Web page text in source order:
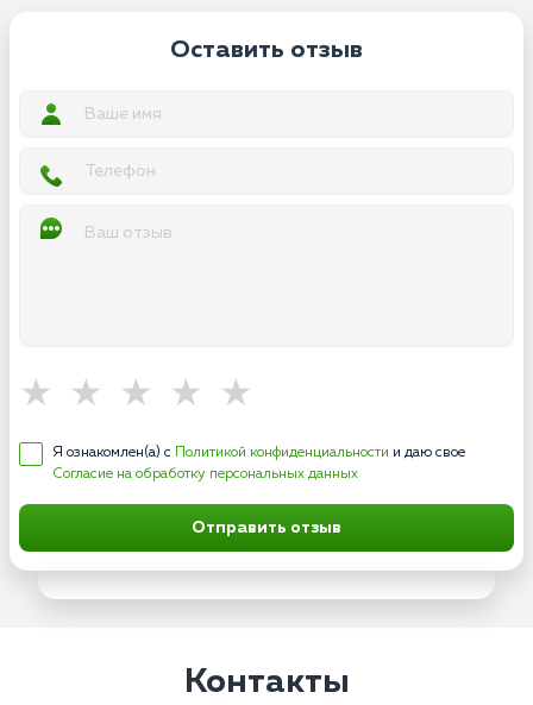
Оставить отзыв
Я ознакомлен(а) с Политикой конфиденциальности и даю свое
Согласие на обработку персональных данных
Отправить отзыв
Контакты